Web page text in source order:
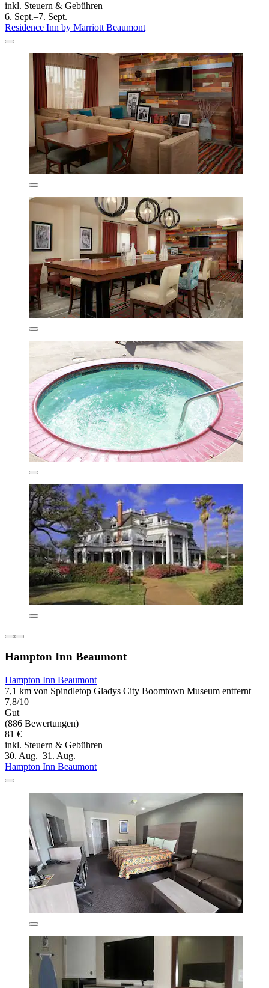
inkl. Steuern & Gebühren
6. Sept.–7. Sept.
Residence Inn by Marriott Beaumont
Hampton Inn Beaumont
Hampton Inn Beaumont
7,1 km von Spindletop Gladys City Boomtown Museum entfernt
7,8/10
Gut
(886 Bewertungen)
81 €
inkl. Steuern & Gebühren
30. Aug.–31. Aug.
Hampton Inn Beaumont